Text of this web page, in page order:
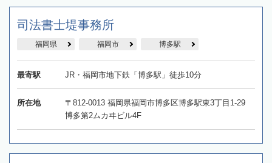
司法書士堤事務所
福岡県 福岡市 博多駅
最寄駅 JR・福岡市地下鉄「博多駅」徒歩10分
所在地
〒812-0013 福岡県福岡市博多区博多駅東3丁目1-29
博多第2ムカヰビル4F